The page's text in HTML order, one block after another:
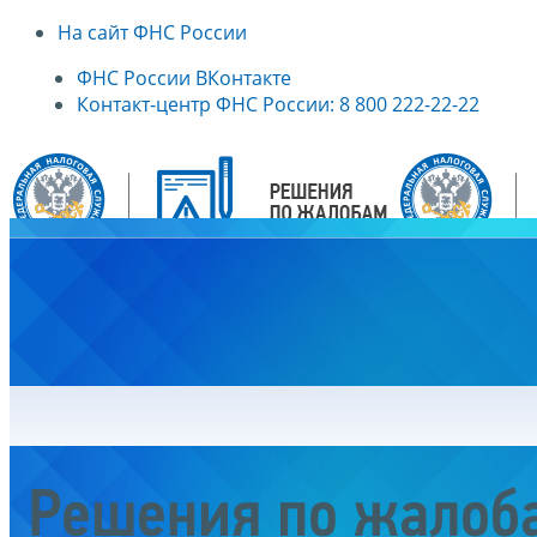
На сайт ФНС России
ФНС России ВКонтакте
Контакт-центр ФНС России: 8 800 222-22-22
Решения по